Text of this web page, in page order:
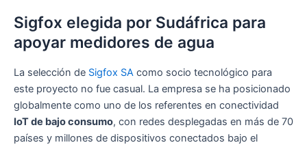
Sigfox elegida por Sudáfrica para
apoyar medidores de agua
La selección de Sigfox SA como socio tecnológico para
este proyecto no fue casual. La empresa se ha posicionado
globalmente como uno de los referentes en conectividad
IoT de bajo consumo, con redes desplegadas en más de 70
países y millones de dispositivos conectados bajo el